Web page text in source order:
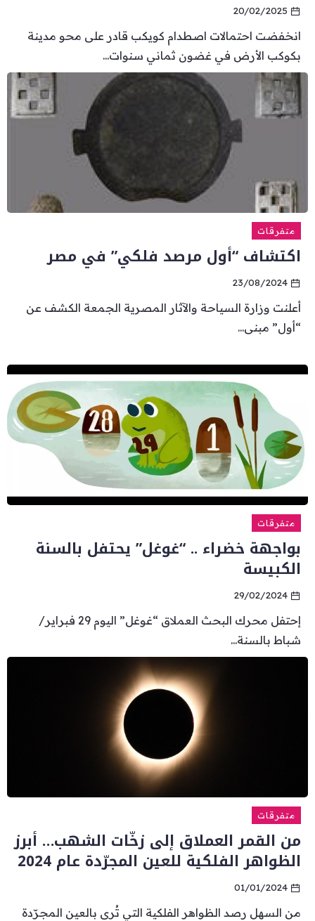
20/02/2025
انخفضت احتمالات اصطدام كويكب قادر على محو مدينة
بكوكب الأرض في غضون ثماني سنوات...
متفرقات
اكتشاف “أول مرصد فلكي” في مصر
23/08/2024
أعلنت وزارة السياحة والآثار المصرية الجمعة الكشف عن
“أول” مبنى...
متفرقات
بواجهة خضراء .. “غوغل” يحتفل بالسنة
الكبيسة
29/02/2024
إحتفل محرك البحث العملاق “غوغل” اليوم 29 فبراير/
شباط بالسنة...
متفرقات
من القمر العملاق إلى زخّات الشهب… أبرز
الظواهر الفلكية للعين المجرّدة عام 2024
01/01/2024
من السهل رصد الظواهر الفلكية التي تُرى بالعين المجرّدة